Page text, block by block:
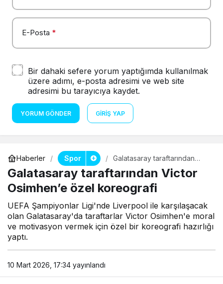
E-Posta *
Bir dahaki sefere yorum yaptığımda kullanılmak
üzere adımı, e-posta adresimi ve web site
adresimi bu tarayıcıya kaydet.
YORUM GÖNDER GIRIŞ YAP
Haberler Spor
Galatasaray taraftarından
Victor Osimhen’e özel
koreografi
Galatasaray taraftarından Victor
Osimhen’e özel koreografi
UEFA Şampiyonlar Ligi'nde Liverpool ile karşılaşacak
olan Galatasaray'da taraftarlar Victor Osimhen'e moral
ve motivasyon vermek için özel bir koreografi hazırlığı
yaptı.
10 Mart 2026, 17:34 yayınlandı